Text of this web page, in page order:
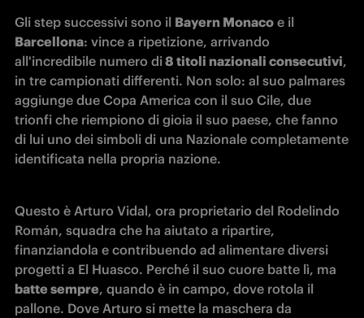
Gli step successivi sono il Bayern Monaco
Barcellona: vince a ripetizione, arrivando
all'incredibile numero di 8 titoli nazionali consecutivi,
in tre campionati differenti. Non solo: al suo palmares
aggiunge due Copa America con il suo Cile, due
trionfi che riempiono di gioia il suo paese, che fanno
di lui uno dei simboli di una Nazionale completamente
identificata nella propria nazione.
Questo è Arturo Vidal, ora proprietario del Rodelindo
Román, squadra che ha aiutato a ripartire,
finanziandola e contribuendo ad alimentare diversi
progetti a El Huasco. Perché il suo cuore batte lì, ma
batte sempre, quando è in campo, dove rotola il
pallone. Dove Arturo si mette la maschera da